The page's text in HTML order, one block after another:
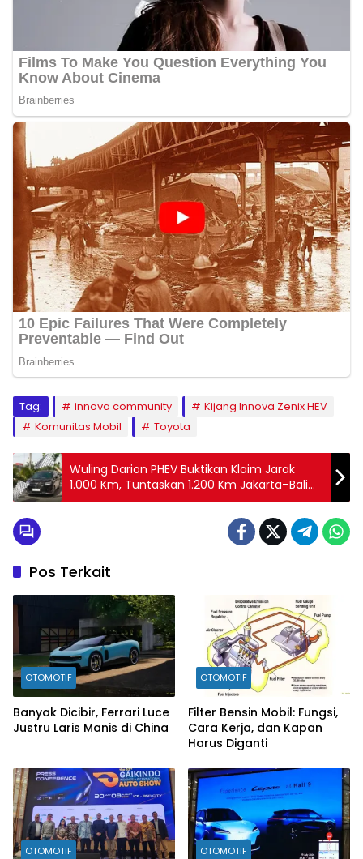
Tag: innova community
Kijang Innova Zenix HEV
Komunitas Mobil
Toyota
Wuling Darion PHEV Buktikan Klaim Jarak
1.000 Km, Tuntaskan 1.200 Km Jakarta–Bali
Tanpa Isi Ulang
Pos Terkait
OTOMOTIF
Banyak Dicibir, Ferrari Luce
Justru Laris Manis di China
OTOMOTIF
Filter Bensin Mobil: Fungsi,
Cara Kerja, dan Kapan
Harus Diganti
OTOMOTIF OTOMOTIF